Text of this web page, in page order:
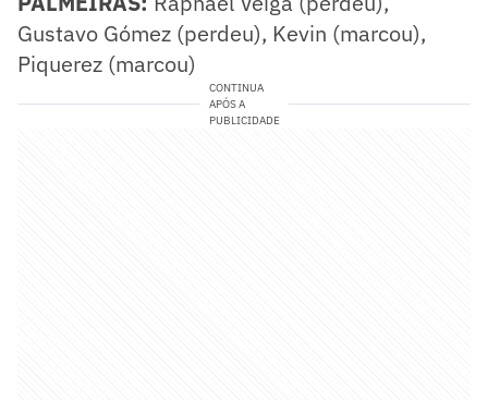
Gustavo Gómez (perdeu), Kevin (marcou),
Piquerez (marcou)
CONTINUA
APÓS A
PUBLICIDADE